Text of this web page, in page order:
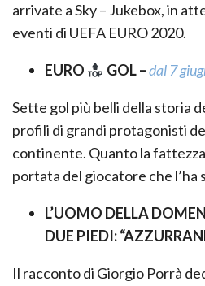
arrivate a Sky – Jukebox, in
eventi di UEFA EURO 2020.
EURO GOL –dal 7
Sette gol più belli della storia
profili di grandi protagonisti
continente. Quanto la
portata del giocatore che l’ha
L’UOMO DELLA
DUE PIEDI:
Il racconto di Giorgio Porrà